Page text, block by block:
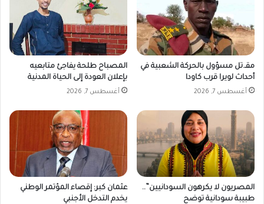
مقـ.تل مسؤول بالحركة الشعبية في
أحداث لويرا قرب كاودا
أغسطس 7, 2026
المصباح طلحة يفاجئ متابعيه
بإعلان العودة إلى الحياة المدنية
أغسطس 7, 2026
المصريون لا يكرهون السودانيين”..
طبيبة سودانية توضح
عثمان كبر: إقصاء المؤتمر الوطني
يخدم التدخل الأجنبي